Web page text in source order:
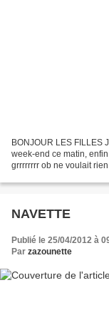
BONJOUR LES FILLES
week-end ce matin,
grrrrrrrr ob ne voulait
NAVETTE
Publié le 25/04/2012 à
Par zazounette